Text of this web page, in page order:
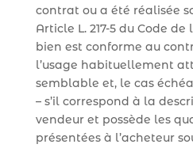
contrat ou a été réalisée
Article L. 217-5 du Code
bien est conforme au
l’usage habituellement
semblable et, le cas
– s’il correspond à la
vendeur et possède les
présentées à l’acheteur